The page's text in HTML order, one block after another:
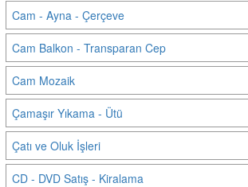
Cam - Ayna - Çerçeve
Cam Balkon - Transparan Cep
Cam Mozaik
Çamaşır Yıkama - Ütü
Çatı ve Oluk İşleri
CD - DVD Satış - Kiralama